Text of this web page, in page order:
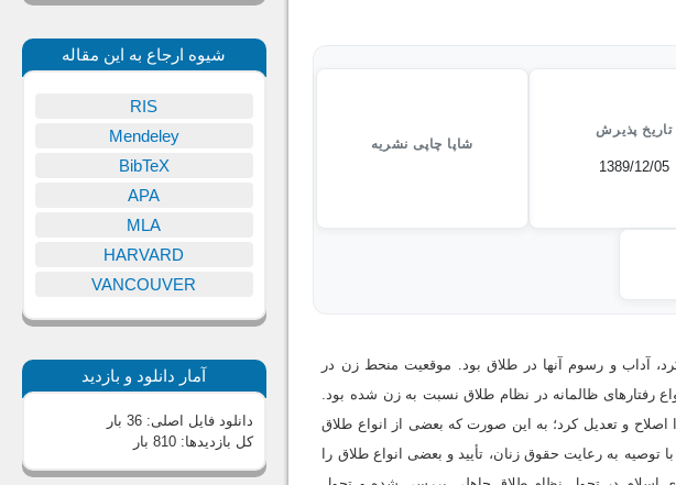
تاریخ پذیرش
1389/12/05
شاپا چاپی نشریه
آداب و رسوم آنها در طلاق بود. موقعیت منحط زن در
رفتارهای ظالمانه در نظام طلاق نسبت به زن شده بود.
اصلاح و تعدیل کرد؛ به این صورت که بعضی از انواع طلاق
توصیه به رعایت حقوق زنان، تأیید و بعضی انواع طلاق را
شیوه ارجاع به این مقاله
RIS
Mendeley
BibTeX
APA
MLA
HARVARD
VANCOUVER
آمار دانلود و بازدید
دانلود فایل اصلی:36 بار
کل بازدیدها:810 بار